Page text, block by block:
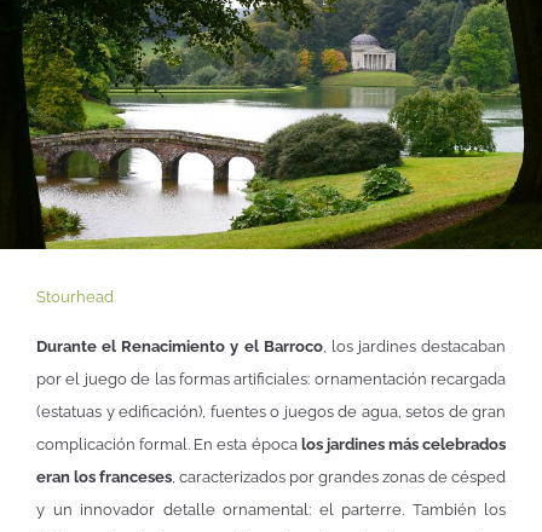
Stourhead
Durante el Renacimiento y el Barroco, los jardines destacaban
por el juego de las formas artificiales: ornamentación recargada
(estatuas y edificación), fuentes o juegos de agua, setos de gran
complicación formal. En esta épocalos jardines más celebrados
eran los franceses, caracterizados por grandes zonas de césped
y un innovador detalle ornamental: el parterre. También los